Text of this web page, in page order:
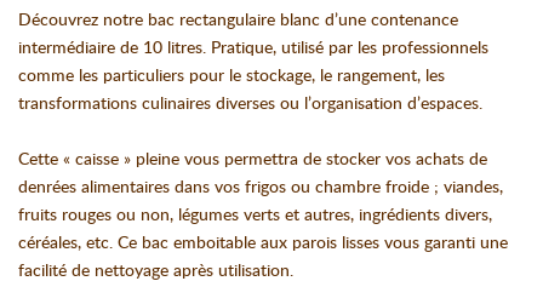
Découvrez notre bac rectangulaire blanc d’une contenance
intermédiaire de 10 litres. Pratique, utilisé par les professionnels
comme les particuliers pour le stockage, le rangement, les
transformations culinaires diverses ou l’organisation d’espaces.
Cette « caisse » pleine vous permettra de stocker vos achats de
denrées alimentaires dans vos frigos ou chambre froide ; viandes,
fruits rouges ou non, légumes verts et autres, ingrédients divers,
céréales, etc. Ce bac emboitable aux parois lisses vous garanti une
facilité de nettoyage après utilisation.